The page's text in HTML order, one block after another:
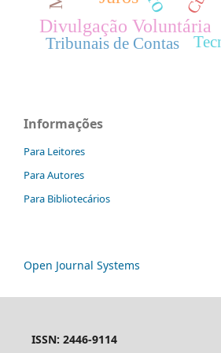
Divulgação Voluntária
Tribunais de Contas
Informações
Para Leitores
Para Autores
Para Bibliotecários
Open Journal Systems
ISSN: 2446-9114